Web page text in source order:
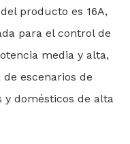
producto es 16A,
para el control de
media y alta,
escenarios de
domésticos de alta